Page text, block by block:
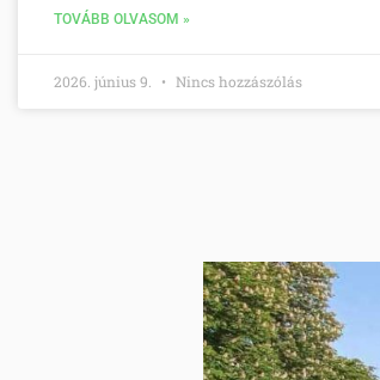
TOVÁBB OLVASOM »
2026. június 9. Nincs hozzászólás